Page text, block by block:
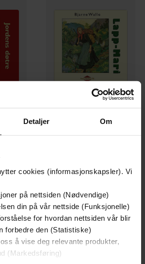
Detaljer Om
cookies (informasjonskapsler). Vi
på nettsiden (Nødvendige)
din på vår nettside (Funksjonelle)
for hvordan nettsiden vår blir
forbedre den (Statistiske)
å vise deg relevante produkter,
(Markedsføring)
399,-
Lapp-Mari
Bjarne Walle